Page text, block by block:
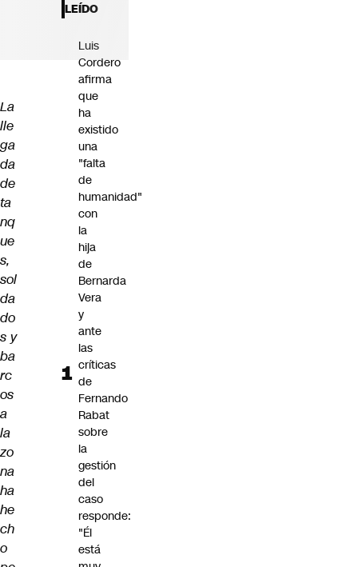
La
lle
ga
da
de
ta
nq
ue
s,
sol
da
do
s y
ba
rc
os
a
la
zo
na
ha
he
ch
o
LEÍDO
Luis
Cordero
afirma
que
ha
existido
una
"falta
de
humanidad"
con
la
hija
de
Bernarda
Vera
y
ante
las
críticas
de
Fernando
Rabat
sobre
la
gestión
del
caso
responde:
"Él
está